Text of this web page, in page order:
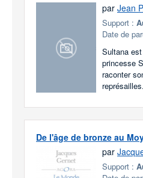
par Jean
Support :
Date de
Sultana
princesse
raconter
représailles.
De l'âge de bronze au
par
Support :